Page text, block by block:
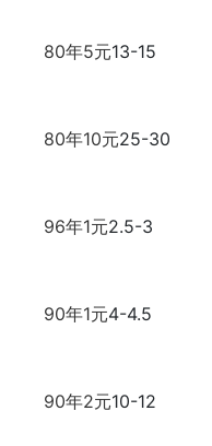
80年5元13-15
80年10元25-30
96年1元2.5-3
90年1元4-4.5
90年2元10-12